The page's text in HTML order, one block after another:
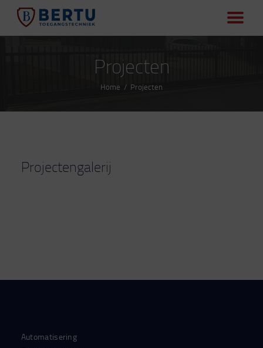
Projecten
Home Projecten
BERTU TOEGANGSTECHNIEK
Automatisering
Projecten
Offerte aanvragen
Projectengalerij
Automatisering